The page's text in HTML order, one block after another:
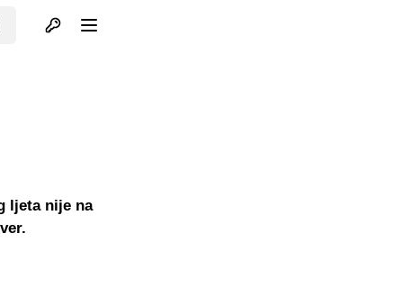
Otvori profil
ljeta nije na